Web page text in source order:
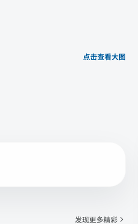
点击查看大图
发现更多精彩